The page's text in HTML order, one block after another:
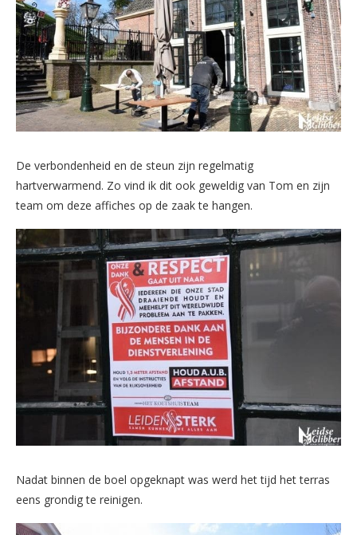
De verbondenheid en de steun zijn regelmatig
hartverwarmend. Zo vind ik dit ook geweldig van Tom en zijn
team om deze affiches op de zaak te hangen.
Nadat binnen de boel opgeknapt was werd het tijd het terras
eens grondig te reinigen.